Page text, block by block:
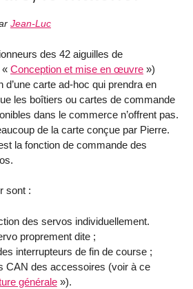
Jean-Luc
des 42 aiguilles de
Conception et mise en œuvre »)
d’une carte ad-hoc qui prendra en
les boîtiers ou cartes de commande
dans le commerce n’offrent pas.
de la carte conçue par Pierre.
la fonction de commande des
sont :
des servos individuellement.
proprement dite ;
interrupteurs de fin de course ;
CAN des accessoires (voir à ce
générale»).